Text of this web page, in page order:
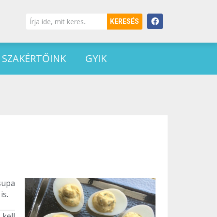
KERESÉS
SZAKÉRTŐINK GYIK